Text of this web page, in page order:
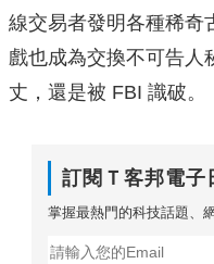
線交易者發明各種稀奇
戲也成為交換不可告人
丈，還是被 FBI 識破。
訂閱Ｔ客邦電子
掌握最熱門的科技話題、